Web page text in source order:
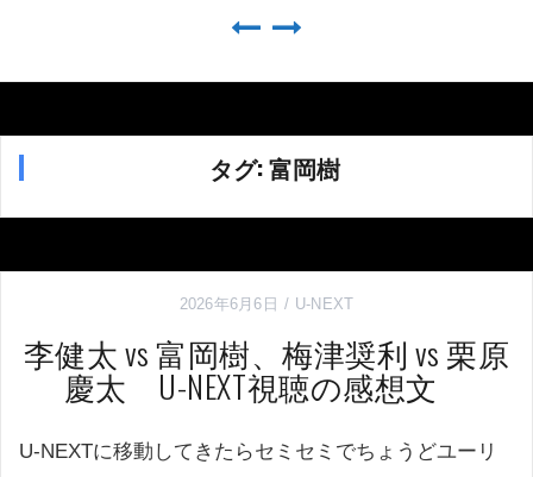
タグ:富岡樹
2026年6月6日 U-NEXT
李健太 vs 富岡樹、梅津奨利 vs 栗原
慶太 U-NEXT視聴の感想文
U-NEXTに移動してきたらセミセミでちょうどユーリ